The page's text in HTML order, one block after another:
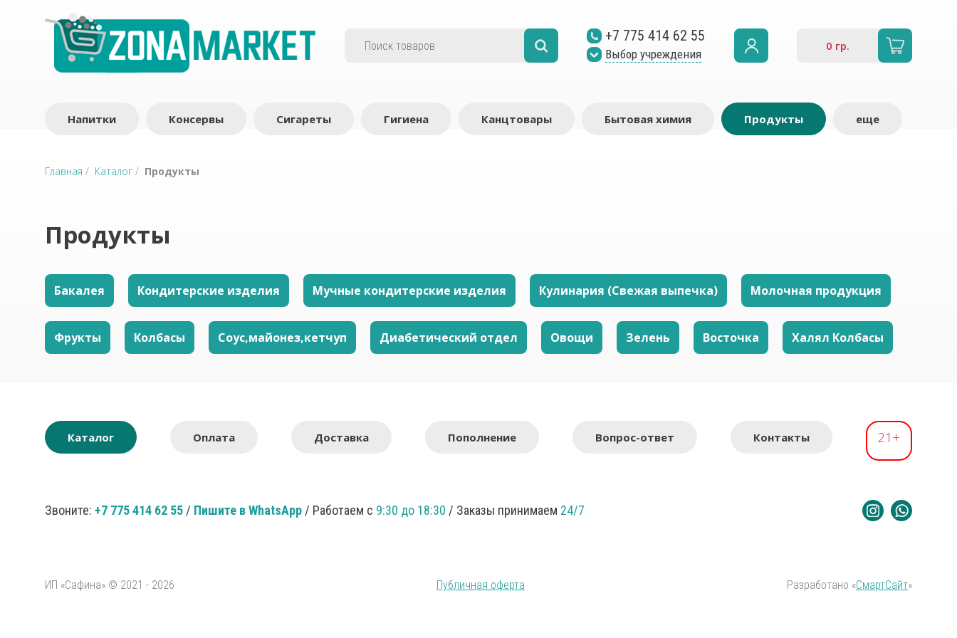
+7 775 414 62 55
Выбор учреждения
0 гр.
Напитки Консервы Сигареты Гигиена Канцтовары Бытовая химия Продукты еще
Главная / Каталог / Продукты
Продукты
Бакалея Кондитерские изделия Мучные кондитерские изделия Кулинария (Свежая выпечка) Молочная продукция
Фрукты Колбасы Соус,майонез,кетчуп Диабетический отдел Овощи Зелень Восточка Халял Колбасы
Каталог Оплата Доставка Пополнение Вопрос-ответ Контакты 21+
Звоните: +7 775 414 62 55 / Пишите в WhatsApp / Работаем с 9:30 до 18:30 / Заказы принимаем 24/7
ИП «Сафина» © 2021 - 2026 Публичная оферта Разработано «СмартСайт»